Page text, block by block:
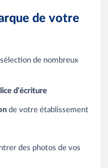
de votre
de nombreux
d’écriture
de votre établissement
des photos de vos